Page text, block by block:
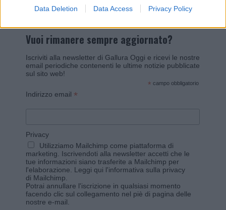
Data Deletion Data Access Privacy Policy
Vuoi rimanere sempre aggiornato?
Iscriviti alla newsletter di Gallura Oggi e ricevi le nostre
email periodiche contenenti le ultime notizie pubblicate
sul sito web!
* campo obbligatorio
Indirizzo email *
Privacy
Utilizziamo Mailchimp come piattaforma di
marketing. Iscrivendoti alla newsletter accetti che le
tue informazioni siano trasferite a Mailchimp per
l'elaborazione. Leggi qui l'informativa sulla privacy
di Mailchimp
Potrai annullare l'iscrizione in qualsiasi momento
facendo clic sul collegamento nel piè di pagina delle
nostre e-mail.